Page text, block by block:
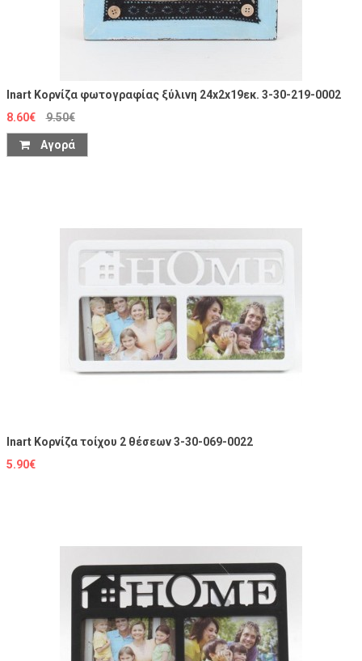
Inart Κορνίζα φωτογραφίας ξύλινη 24x2x19εκ. 3-30-219-0002
8.60€
9.50€
Αγορά
Inart Κορνίζα τοίχου 2 θέσεων 3-30-069-0022
5.90€